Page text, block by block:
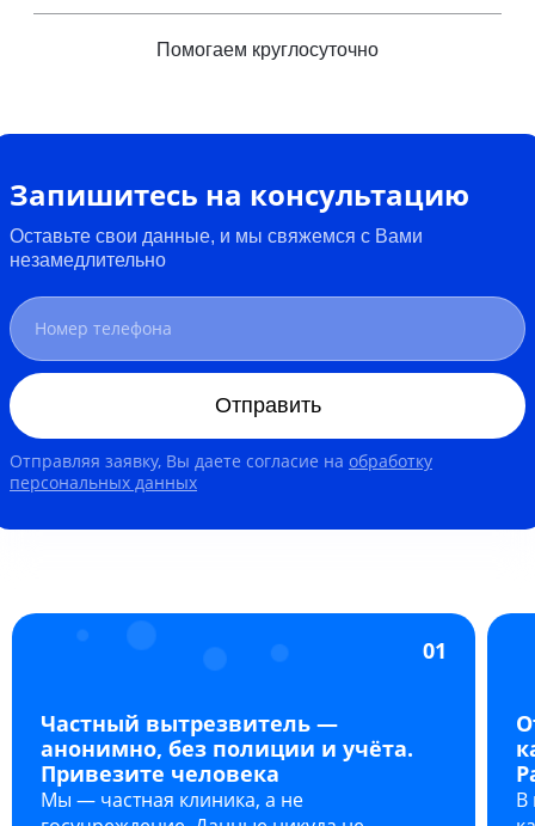
Помогаем круглосуточно
Запишитесь на консультацию
Оставьте свои данные, и мы свяжемся с Вами
незамедлительно
Отправить
Отправляя заявку, Вы даете согласие на обработку
персональных данных
01
Частный вытрезвитель —
анонимно, без полиции и учёта.
Привезите человека
Мы — частная клиника, а не
В